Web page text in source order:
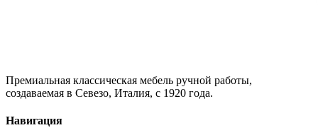
Премиальная классическая мебель ручной работы,
создаваемая в Севезо, Италия, с 1920 года.
Навигация